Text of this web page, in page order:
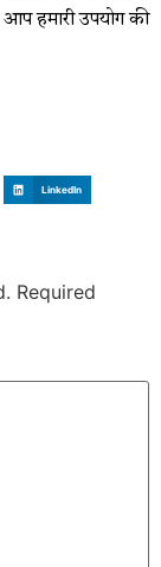
हमारी उपयोग की
LinkedIn
Required